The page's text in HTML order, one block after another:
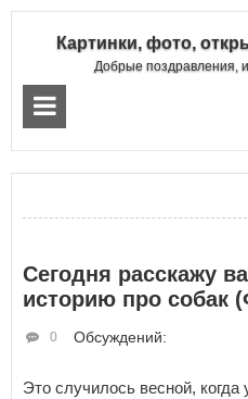
Картинки, фото,
Добрые поздравления,
Сегодня расскажу
историю про собак
Обсуждений:
0
Это случилось весной,